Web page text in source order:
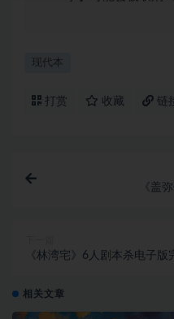
现代本
打赏 收藏 链
《盖
《林湾宅》6人剧本杀电子版
相关文章